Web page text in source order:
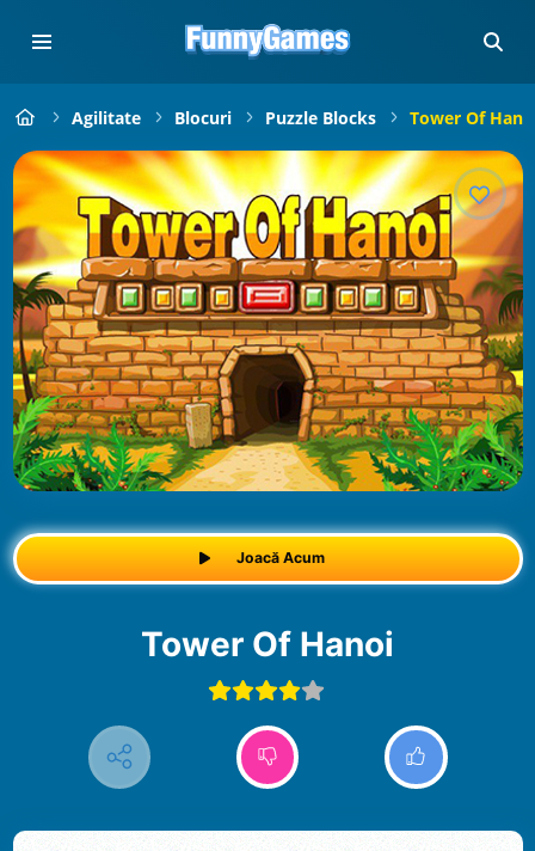
Agilitate Blocuri Puzzle Blocks Tower Of
Joacă Acum
Tower Of Hanoi